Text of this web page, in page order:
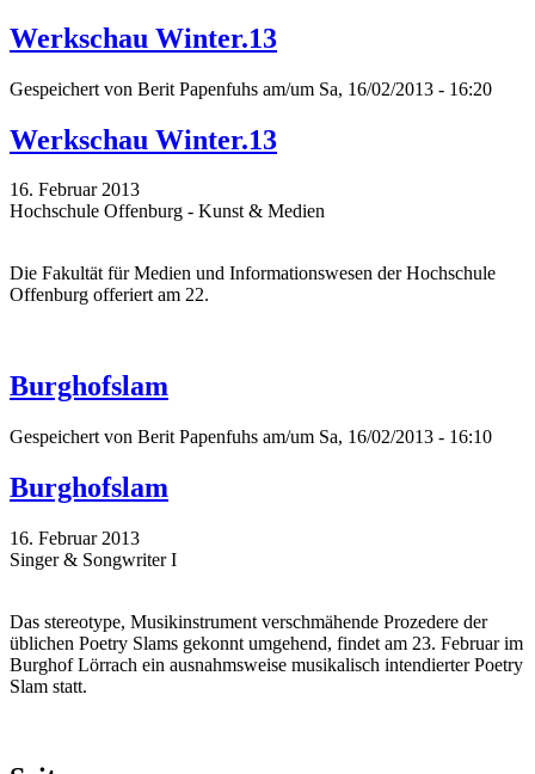
Werkschau Winter.13
Gespeichert von Berit Papenfuhs am/um Sa, 16/02/2013 - 16:20
Werkschau Winter.13
16. Februar 2013
Hochschule Offenburg - Kunst & Medien
Die Fakultät für Medien und Informationswesen der Hochschule
Offenburg offeriert am 22.
Burghofslam
Gespeichert von Berit Papenfuhs am/um Sa, 16/02/2013 - 16:10
Burghofslam
16. Februar 2013
Singer & Songwriter I
Das stereotype, Musikinstrument verschmähende Prozedere der
üblichen Poetry Slams gekonnt umgehend, findet am 23. Februar im
Burghof Lörrach ein ausnahmsweise musikalisch intendierter Poetry
Slam statt.